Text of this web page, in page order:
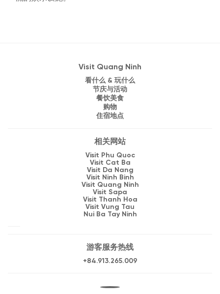
Visit Quang Ninh
看什么 & 玩什么
节庆与活动
餐饮美食
购物
住宿地点
相关网站
Visit Phu Quoc
Visit Cat Ba
Visit Da Nang
Visit Ninh Binh
Visit Quang Ninh
Visit Sapa
Visit Thanh Hoa
Visit Vung Tau
Nui Ba Tay Ninh
游客服务热线
+84.913.265.009